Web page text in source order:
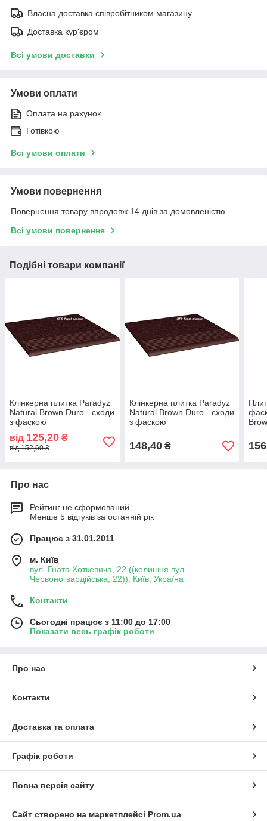
Власна доставка співробітником магазину
Доставка кур'єром
Всі умови доставки
Умови оплати
Оплата на рахунок
Готівкою
Всі умови оплати
Умови повернення
Повернення товару впродовж 14 днів за домовленістю
Всі умови повернення
Подібні товари компанії
Клінкерна плитка Paradyz
Natural Brown Duro - сходи
з фаскою
від 125,20 ₴
від 152,60 ₴
Клінкерна плитка Paradyz
Natural Brown Duro - сходи
з фаскою
148,40₴
Про нас
Рейтинг не сформований
Менше 5 відгуків за останній рік
Працює з 31.01.2011
м. Київ
вул. Гната Хоткевича, 22 ((колишня вул.
Червоногвардійська, 22)), Київ, Україна
Контакти
Сьогодні працює з 11:00 до 17:00
Показати весь графік роботи
Про нас
Контакти
Доставка та оплата
Графік роботи
Повна версія сайту
Сайт створено на маркетплейсі Prom.ua